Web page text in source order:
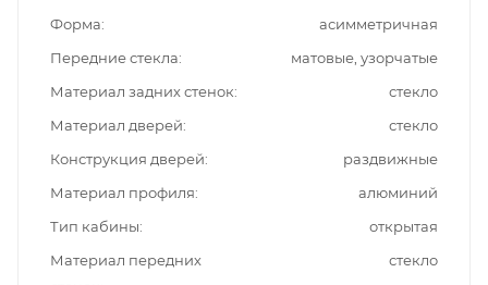
Форма
асимметричная
Передние стекла
матовые, узорчатые
Материал задних стенок
стекло
Материал дверей
стекло
Конструкция дверей
раздвижные
Материал профиля
алюминий
Тип кабины
открытая
Материал передних
стекло